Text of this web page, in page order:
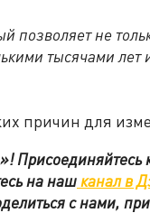
позволяет не
тысячами лет
причин для
Присоединяйтесь
на нашканал в
с нами,